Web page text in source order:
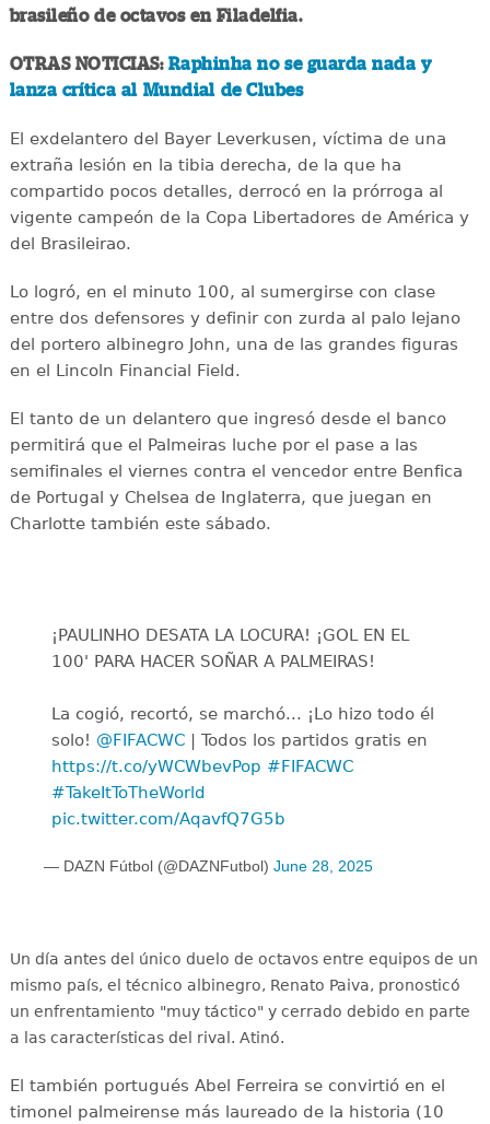
brasileño de octavos en Filadelfia.
OTRAS NOTICIAS: Raphinha no se guarda nada y
lanza crítica al Mundial de Clubes
El exdelantero del Bayer Leverkusen, víctima de una
extraña lesión en la tibia derecha, de la que ha
compartido pocos detalles, derrocó en la prórroga al
vigente campeón de la Copa Libertadores de América y
del Brasileirao.
Lo logró, en el minuto 100, al sumergirse con clase
entre dos defensores y definir con zurda al palo lejano
del portero albinegro John, una de las grandes figuras
en el Lincoln Financial Field.
El tanto de un delantero que ingresó desde el banco
permitirá que el Palmeiras luche por el pase a las
semifinales el viernes contra el vencedor entre Benfica
de Portugal y Chelsea de Inglaterra, que juegan en
Charlotte también este sábado.
¡PAULINHO DESATA LA LOCURA! ¡GOL EN EL
100' PARA HACER SOÑAR A PALMEIRAS!
La cogió, recortó, se marchó... ¡Lo hizo todo él
solo! @FIFACWC | Todos los partidos gratis en
https://t.co/yWCWbevPop #FIFACWC
#TakeItToTheWorld
pic.twitter.com/AqavfQ7G5b
— DAZN Fútbol (@DAZNFutbol) June 28, 2025
Un día antes del único duelo de octavos entre equipos de un
mismo país, el técnico albinegro, Renato Paiva, pronosticó
un enfrentamiento "muy táctico" y cerrado debido en parte
a las características del rival. Atinó.
El también portugués Abel Ferreira se convirtió en el
timonel palmeirense más laureado de la historia (10